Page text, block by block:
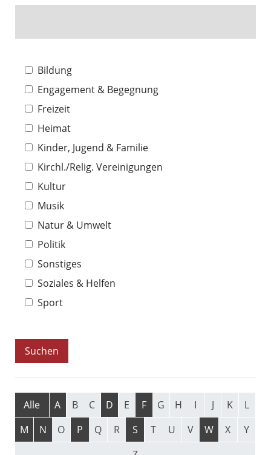
Bildung
Engagement & Begegnung
Freizeit
Heimat
Kinder, Jugend & Familie
Kirchl./Relig. Vereinigungen
Kultur
Musik
Natur & Umwelt
Politik
Sonstiges
Soziales & Helfen
Sport
Alle A B C D E F G H I J K
L
M
N O P Q R S T U V W X
Y